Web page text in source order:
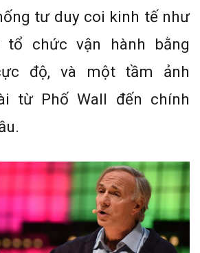
tư duy coi kinh tế như
tổ chức vận hành bằng
độ, và một tầm ảnh
từ Phố Wall đến chính